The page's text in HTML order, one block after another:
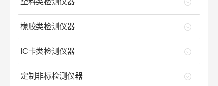
塑料类检测仪器
橡胶类检测仪器
IC卡类检测仪器
定制非标检测仪器